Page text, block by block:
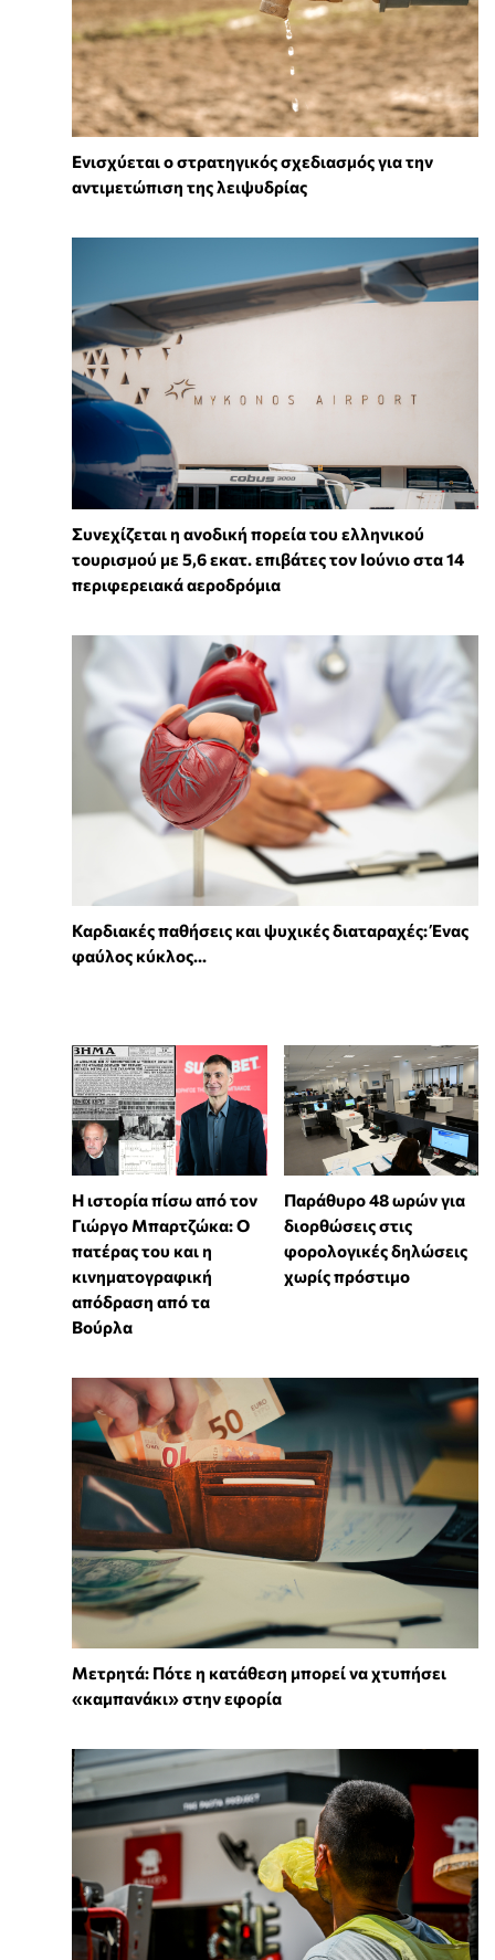
Ενισχύεται ο στρατηγικός σχεδιασμός για την
αντιμετώπιση της λειψυδρίας
Συνεχίζεται η ανοδική πορεία του ελληνικού
τουρισμού με 5,6 εκατ. επιβάτες τον Ιούνιο στα 14
περιφερειακά αεροδρόμια
Καρδιακές παθήσεις και ψυχικές διαταραχές: Ένας
φαύλος κύκλος...
Η ιστορία πίσω από τον
Γιώργο Μπαρτζώκα: Ο
πατέρας του και η
κινηματογραφική
απόδραση από τα
Βούρλα
Παράθυρο 48 ωρών για
διορθώσεις στις
φορολογικές δηλώσεις
χωρίς πρόστιμο
Μετρητά: Πότε η κατάθεση μπορεί να χτυπήσει
«καμπανάκι» στην εφορία